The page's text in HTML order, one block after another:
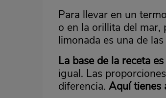
Para llevar en un
o en la orillita del mar,
limonada es una de
La base de la receta
igual. Las
diferencia. Aquí tienes